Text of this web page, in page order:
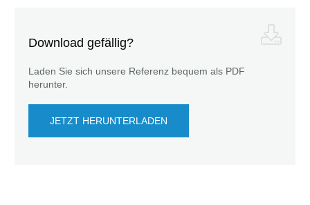
Download gefällig?
Laden Sie sich unsere Referenz bequem als PDF
herunter.
JETZT HERUNTERLADEN